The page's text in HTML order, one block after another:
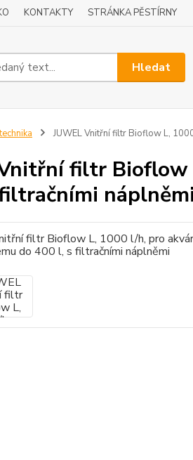
KONTAKTY STRÁNKA PĚSTÍRNY
Hledat
JUWEL Vnitřní filtr Bioflow L,
filtr Bioflow
náplněmi